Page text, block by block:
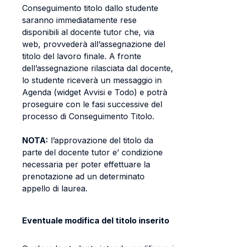
Conseguimento titolo dallo studente
saranno immediatamente rese
disponibili al docente tutor che, via
web, provvederà all’assegnazione del
titolo del lavoro finale. A fronte
dell’assegnazione rilasciata dal docente,
lo studente riceverà un messaggio in
Agenda (widget Avvisi e Todo) e potrà
proseguire con le fasi successive del
processo di Conseguimento Titolo.
NOTA: l’approvazione del titolo da
parte del docente tutor e’ condizione
necessaria per poter effettuare la
prenotazione ad un determinato
appello di laurea.
Eventuale modifica del titolo inserito